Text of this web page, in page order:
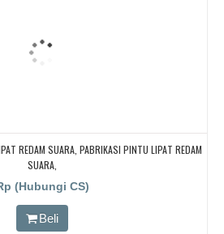
REDAM SUARA, PABRIKASI PINTU LIPAT REDAM
SUARA,
(Hubungi CS)
Beli